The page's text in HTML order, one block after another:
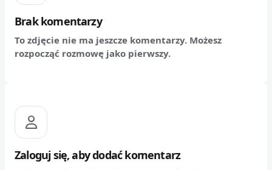
Brak komentarzy
To zdjęcie nie ma jeszcze komentarzy. Możesz
rozpocząć rozmowę jako pierwszy.
Zaloguj się, aby dodać komentarz